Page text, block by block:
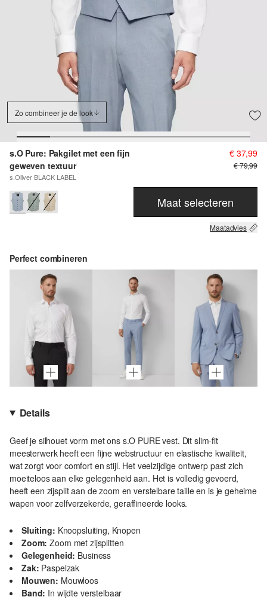
Zo combineer je de look
s.O Pure: Pakgilet met een fijn
geweven textuur
s.Oliver BLACK LABEL
€ 37,99
€ 79,99
Maat selecteren
Maatadvies
Perfect combineren
Details
Geef je silhouet vorm met ons s.O PURE vest. Dit slim-fit
meesterwerk heeft een fijne webstructuur en elastische kwaliteit,
wat zorgt voor comfort en stijl. Het veelzijdige ontwerp past zich
moeiteloos aan elke gelegenheid aan. Het is volledig gevoerd,
heeft een zijsplit aan de zoom en verstelbare taille en is je geheime
wapen voor zelfverzekerde, geraffineerde looks.
Sluiting: Knoopsluiting, Knopen
Zoom: Zoom met zijsplitten
Gelegenheid: Business
Zak: Paspelzak
Mouwen: Mouwloos
Band: In wijdte verstelbaar